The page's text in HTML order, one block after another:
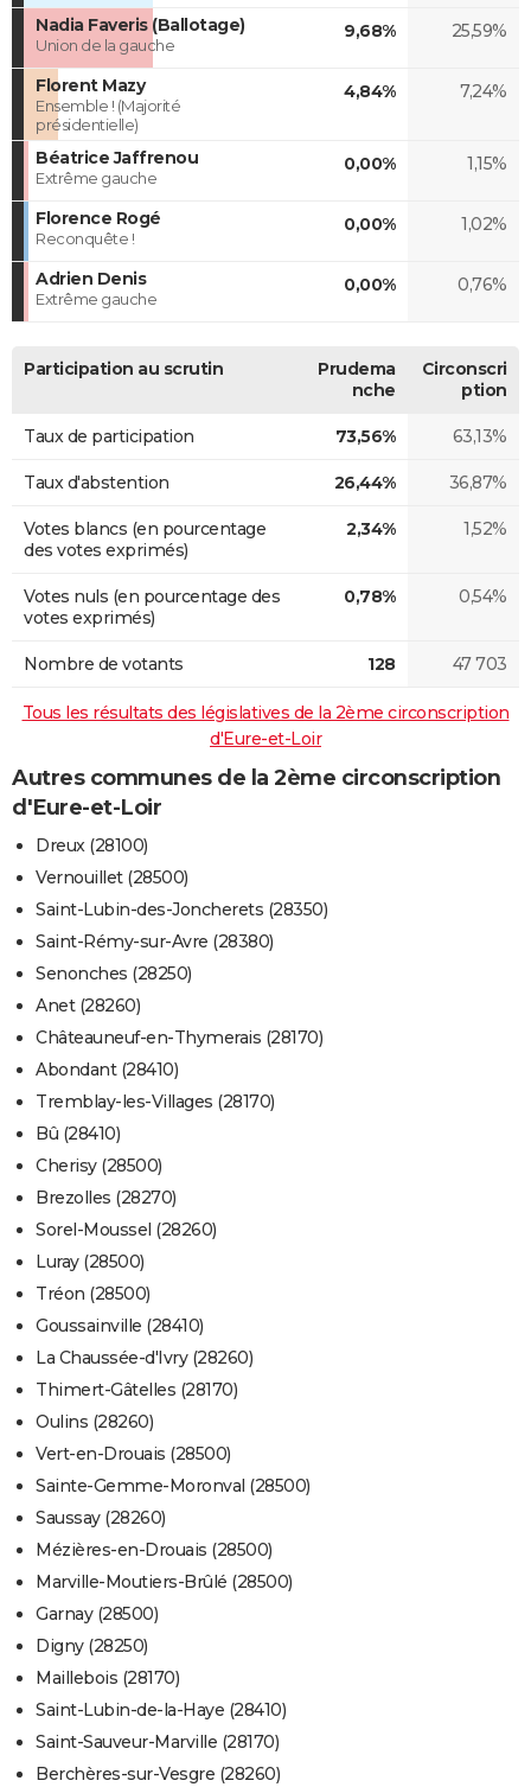
Nadia Faveris (Ballotage)
Union de la gauche
9,68% 25,59%
Florent Mazy
Ensemble ! (Majorité
présidentielle)
4,84% 7,24%
Béatrice Jaffrenou
Extrême gauche
0,00% 1,15%
Florence Rogé
Reconquête !
0,00% 1,02%
Adrien Denis
Extrême gauche
0,00% 0,76%
Participation au scrutin
Prudema
nche
Circonscri
ption
Taux de participation 73,56% 63,13%
Taux d'abstention 26,44% 36,87%
Votes blancs (en pourcentage
des votes exprimés)
2,34% 1,52%
Votes nuls (en pourcentage des
votes exprimés)
0,78% 0,54%
Nombre de votants 128 47 703
Tous les résultats des législatives de la 2ème circonscription
d'Eure-et-Loir
Autres communes de la 2ème circonscription
d'Eure-et-Loir
Dreux (28100)
Vernouillet (28500)
Saint-Lubin-des-Joncherets (28350)
Saint-Rémy-sur-Avre (28380)
Senonches (28250)
Anet (28260)
Châteauneuf-en-Thymerais (28170)
Abondant (28410)
Tremblay-les-Villages (28170)
Bû (28410)
Cherisy (28500)
Brezolles (28270)
Sorel-Moussel (28260)
Luray (28500)
Tréon (28500)
Goussainville (28410)
La Chaussée-d'Ivry (28260)
Thimert-Gâtelles (28170)
Oulins (28260)
Vert-en-Drouais (28500)
Sainte-Gemme-Moronval (28500)
Saussay (28260)
Mézières-en-Drouais (28500)
Marville-Moutiers-Brûlé (28500)
Garnay (28500)
Digny (28250)
Maillebois (28170)
Saint-Lubin-de-la-Haye (28410)
Saint-Sauveur-Marville (28170)
Berchères-sur-Vesgre (28260)